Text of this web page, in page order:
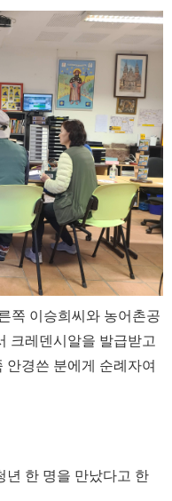
쪽 이승희씨와 농어촌공
크레덴시알을 발급받고
안경쓴 분에게 순례자여
년 한 명을 만났다고 한